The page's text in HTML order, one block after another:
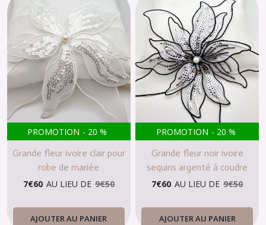
PROMOTION - 20 %
Grande fleur ivoire clair pour
robe de mariée
7€60 AU LIEU DE 9€50
AJOUTER AU PANIER
PROMOTION - 20 %
Grande fleur noir ivoire
sequins argenté à coudre
7€60 AU LIEU DE 9€50
AJOUTER AU PANIER